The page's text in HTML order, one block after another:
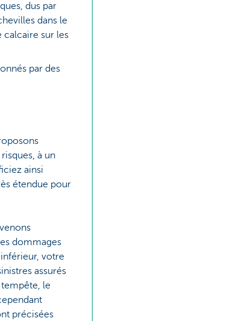
dus par
dans le
calcaire sur les
par des
à un
ainsi
étendue pour
dommages
inférieur, votre
assurés
le
précisées